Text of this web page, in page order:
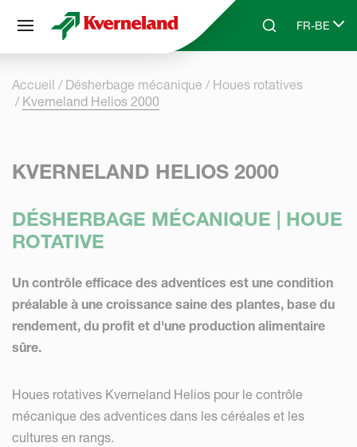
Skip to main content
SearchFR-BE
Select
Accueil Désherbage mécanique
Houes rotatives
Kverneland Helios 2000
KVERNELAND HELIOS 2000
DÉSHERBAGE MÉCANIQUE | HOUE
ROTATIVE
Un contrôle efficace des adventices est une condition
préalable à une croissance saine des plantes, base du
rendement, du profit et d'une production alimentaire
sûre.
Houes rotatives Kverneland Helios pour le contrôle
mécanique des adventices dans les céréales et les
cultures en rangs.
Panneau de gestion des cookies